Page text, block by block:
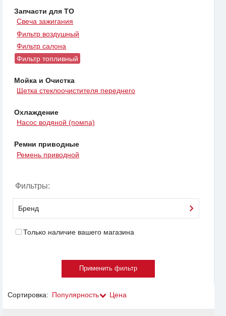
Запчасти для ТО
Свеча зажигания
Фильтр воздушный
Фильтр салона
Фильтр топливный
Мойка и Очистка
Щетка стеклоочистителя переднего
Охлаждение
Насос водяной (помпа)
Ремни приводные
Ремень приводной
Фильтры:
Бренд
Только наличие вашего магазина
Сортировка: Популярность Цена